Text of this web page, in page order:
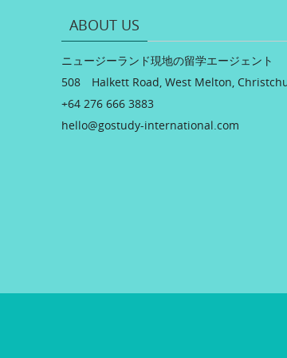
ABOUT US
ニュージーランド現地の留学エージェント
508 Halkett Road, West Melton,
+64 276 666 3883
hello@gostudy-international.com